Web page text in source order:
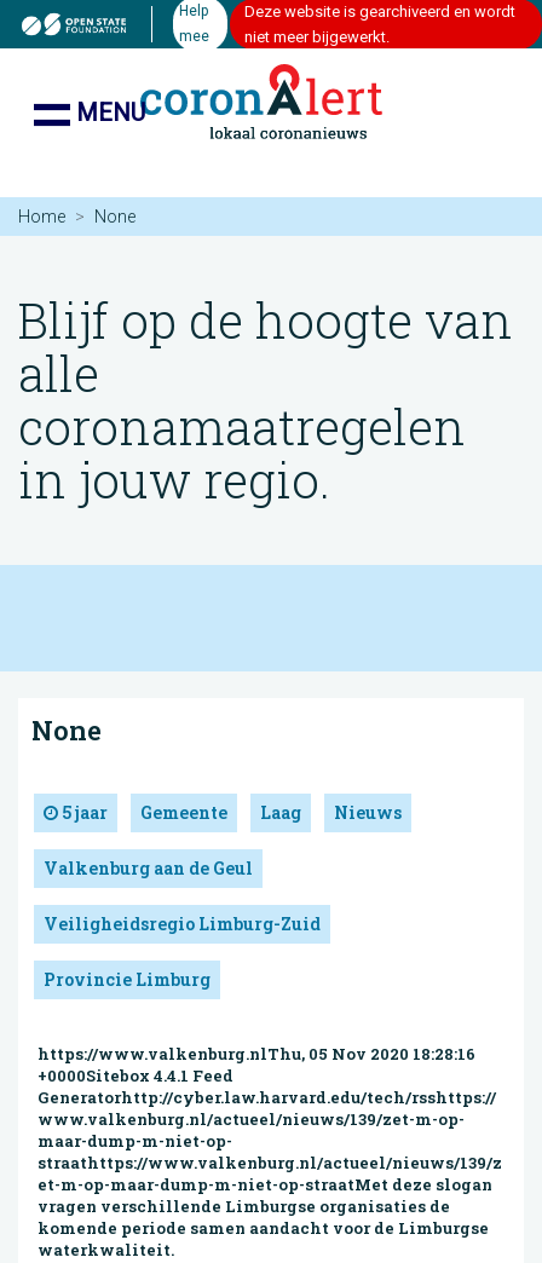
Help
mee
Deze website is gearchiveerd en wordt
niet meer bijgewerkt.
MENU
Home None
Blijf op de hoogte van
alle
coronamaatregelen
in jouw regio.
None
5 jaar Gemeente Laag Nieuws
Valkenburg aan de Geul
Veiligheidsregio Limburg-Zuid
Provincie Limburg
https://www.valkenburg.nlThu, 05 Nov 2020 18:28:16
+0000Sitebox 4.4.1 Feed
Generatorhttp://cyber.law.harvard.edu/tech/rsshttps://
www.valkenburg.nl/actueel/nieuws/139/zet-m-op-
maar-dump-m-niet-op-
straathttps://www.valkenburg.nl/actueel/nieuws/139/z
et-m-op-maar-dump-m-niet-op-straatMet deze slogan
vragen verschillende Limburgse organisaties de
komende periode samen aandacht voor de Limburgse
waterkwaliteit.